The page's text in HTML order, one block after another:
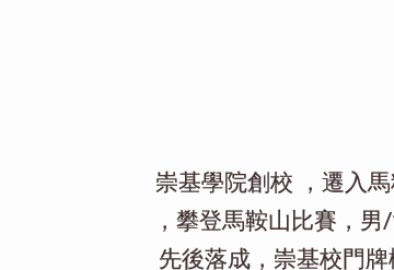
崇基學院創校 ，遷入
，攀登馬鞍山比賽，
先後落成，崇基校門